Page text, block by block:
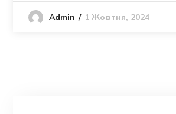
Admin 1 Жовтня, 2024